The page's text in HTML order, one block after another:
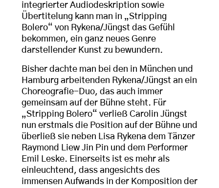
integrierter Audiodeskription sowie
Übertitelung kann man in „Stripping
Bolero“ von Rykena/Jüngst das Gefühl
bekommen, ein ganz neues Genre
darstellender Kunst zu bewundern.
Bisher dachte man bei den in München und
Hamburg arbeitenden Rykena/Jüngst an ein
Choreografie-Duo, das auch immer
gemeinsam auf der Bühne steht. Für
„Stripping Bolero“ verließ Carolin Jüngst
nun erstmals die Position auf der Bühne und
überließ sie neben Lisa Rykena dem Tänzer
Raymond Liew Jin Pin und dem Performer
Emil Leske. Einerseits ist es mehr als
einleuchtend, dass angesichts des
immensen Aufwands in der Komposition der